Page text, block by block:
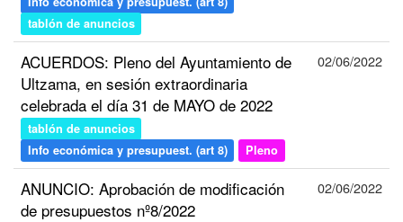
tablón de anuncios
ACUERDOS: Pleno del Ayuntamiento de
Ultzama, en sesión extraordinaria
celebrada el día 31 de MAYO de 2022
tablón de anuncios
Info económica y presupuest. (art 8)
Pleno
02/06/2022
ANUNCIO: Aprobación de modificación
de presupuestos nº8/2022
02/06/2022